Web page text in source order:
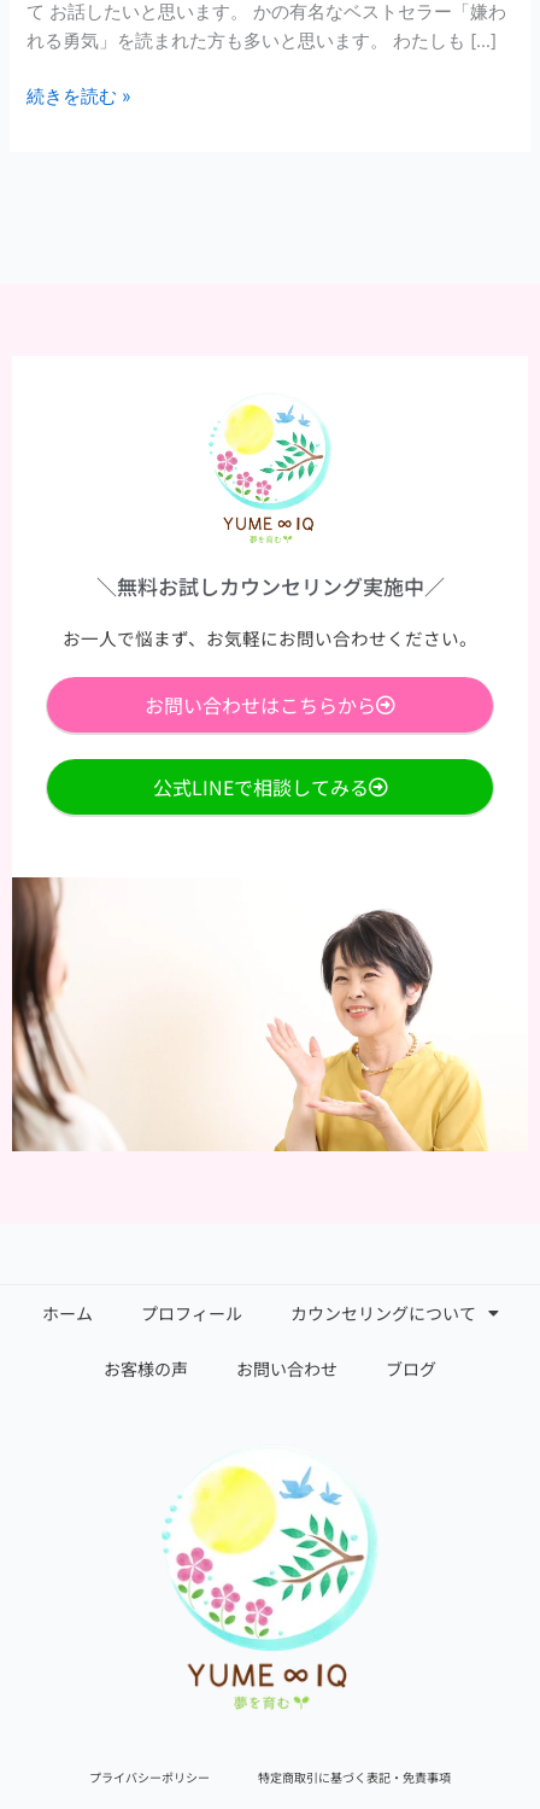
て お話したいと思います。 かの有名なベストセラー「嫌わ
れる勇気」を読まれた方も多いと思います。 わたしも […]
続きを読む »
＼無料お試しカウンセリング実施中／
お一人で悩まず、お気軽にお問い合わせください。
お問い合わせはこちらから
公式LINEで相談してみる
ホーム プロフィール カウンセリングについて
お客様の声 お問い合わせ ブログ
プライバシーポリシー 特定商取引に基づく表記・免責事項